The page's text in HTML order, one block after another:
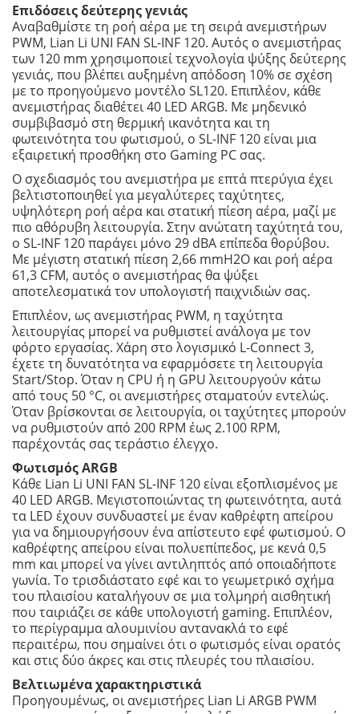
Επιδόσεις δεύτερης γενιάς
Αναβαθμίστε τη ροή αέρα με τη σειρά ανεμιστήρων
PWM, Lian Li UNI FAN SL-INF 120. Αυτός ο ανεμιστήρας
των 120 mm χρησιμοποιεί τεχνολογία ψύξης δεύτερης
γενιάς, που βλέπει αυξημένη απόδοση 10% σε σχέση
με το προηγούμενο μοντέλο SL120. Επιπλέον, κάθε
ανεμιστήρας διαθέτει 40 LED ARGB. Με μηδενικό
συμβιβασμό στη θερμική ικανότητα και τη
φωτεινότητα του φωτισμού, ο SL-INF 120 είναι μια
εξαιρετική προσθήκη στο Gaming PC σας.
Ο σχεδιασμός του ανεμιστήρα με επτά πτερύγια έχει
βελτιστοποιηθεί για μεγαλύτερες ταχύτητες,
υψηλότερη ροή αέρα και στατική πίεση αέρα, μαζί με
πιο αθόρυβη λειτουργία. Στην ανώτατη ταχύτητά του,
ο SL-INF 120 παράγει μόνο 29 dBA επίπεδα θορύβου.
Με μέγιστη στατική πίεση 2,66 mmH2O και ροή αέρα
61,3 CFM, αυτός ο ανεμιστήρας θα ψύξει
αποτελεσματικά τον υπολογιστή παιχνιδιών σας.
Επιπλέον, ως ανεμιστήρας PWM, η ταχύτητα
λειτουργίας μπορεί να ρυθμιστεί ανάλογα με τον
φόρτο εργασίας. Χάρη στο λογισμικό L-Connect 3,
έχετε τη δυνατότητα να εφαρμόσετε τη λειτουργία
Start/Stop. Όταν η CPU ή η GPU λειτουργούν κάτω
από τους 50 °C, οι ανεμιστήρες σταματούν εντελώς.
Όταν βρίσκονται σε λειτουργία, οι ταχύτητες μπορούν
να ρυθμιστούν από 200 RPM έως 2.100 RPM,
παρέχοντάς σας τεράστιο έλεγχο.
Φωτισμός ARGB
Κάθε Lian Li UNI FAN SL-INF 120 είναι εξοπλισμένος με
40 LED ARGB. Μεγιστοποιώντας τη φωτεινότητα, αυτά
τα LED έχουν συνδυαστεί με έναν καθρέφτη απείρου
για να δημιουργήσουν ένα απίστευτο εφέ φωτισμού. Ο
καθρέφτης απείρου είναι πολυεπίπεδος, με κενά 0,5
mm και μπορεί να γίνει αντιληπτός από οποιαδήποτε
γωνία. Το τρισδιάστατο εφέ και το γεωμετρικό σχήμα
του πλαισίου καταλήγουν σε μια τολμηρή αισθητική
που ταιριάζει σε κάθε υπολογιστή gaming. Επιπλέον,
το περίγραμμα αλουμινίου αντανακλά το εφέ
περαιτέρω, που σημαίνει ότι ο φωτισμός είναι ορατός
και στις δύο άκρες και στις πλευρές του πλαισίου.
Βελτιωμένα χαρακτηριστικά
Προηγουμένως, οι ανεμιστήρες Lian Li ARGB PWM